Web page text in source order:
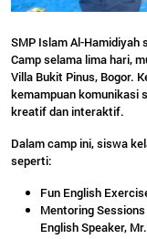
SMP Islam Al-Hamidiyah
Camp selama lima hari,
Villa Bukit Pinus, Bogor.
kemampuan komunikasi
kreatif dan interaktif.
Dalam camp ini, siswa
seperti:
Fun English
Mentoring
English Speaker,